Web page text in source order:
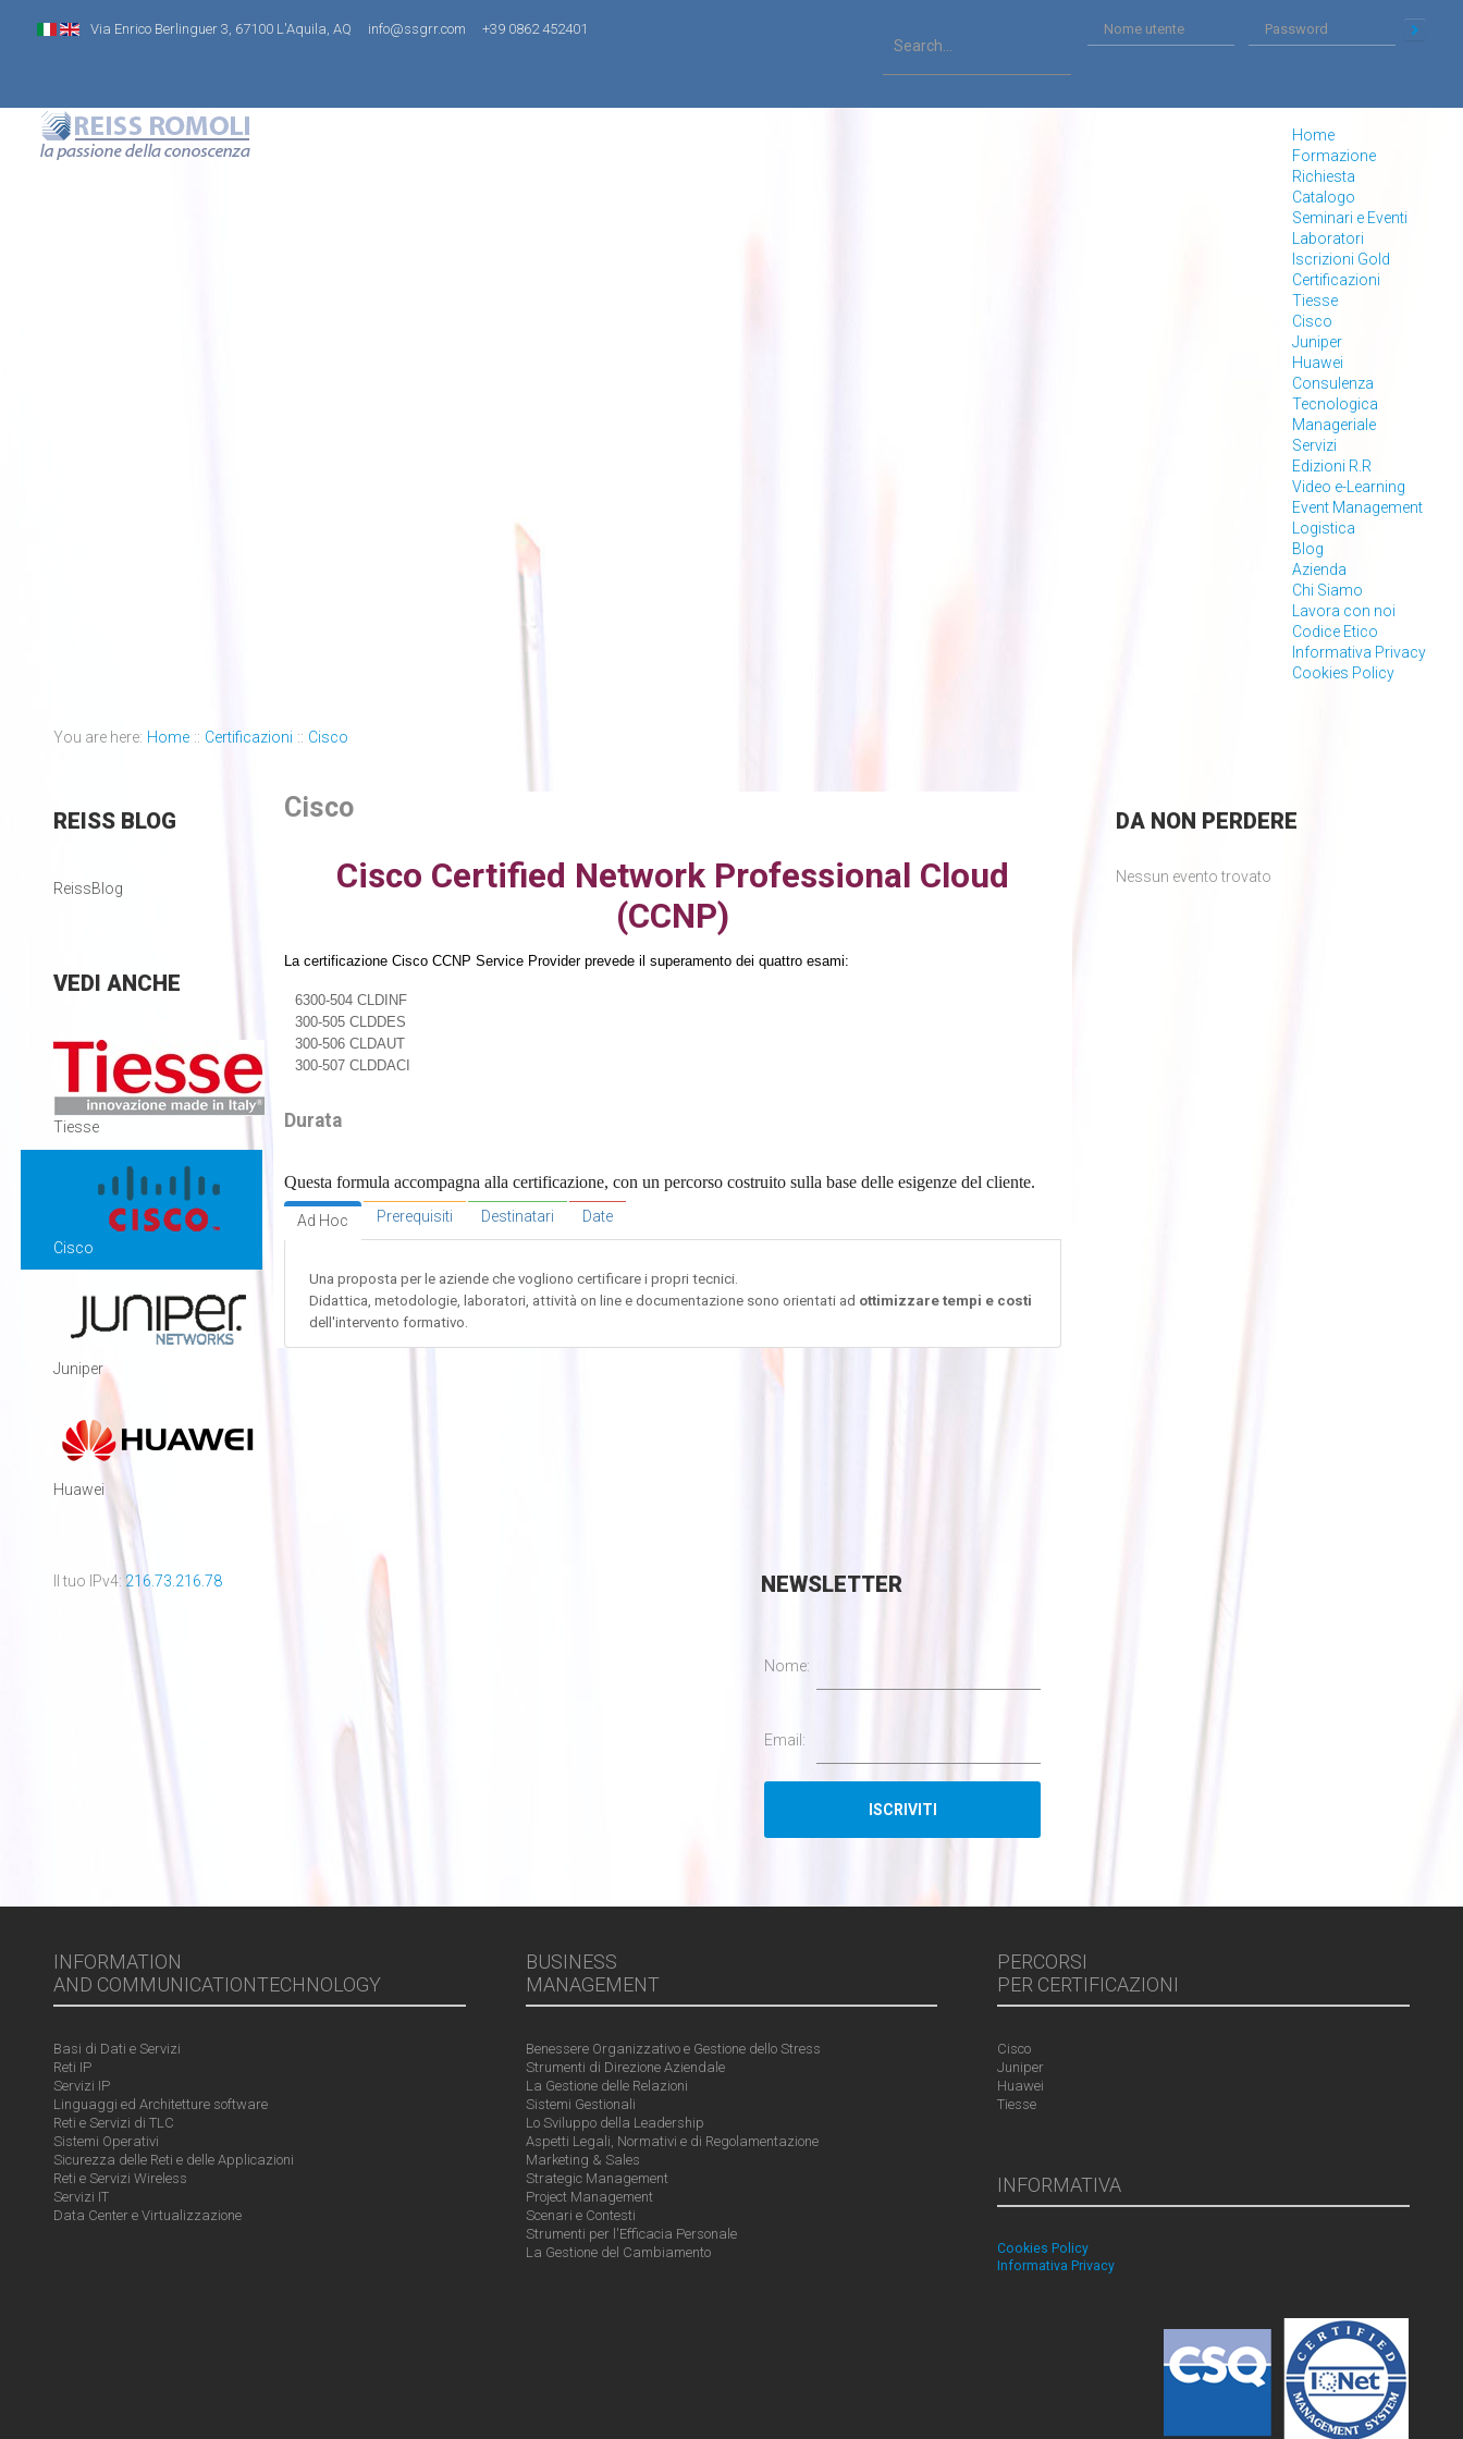
Via Enrico Berlinguer 3, 67100 L'Aquila, AQ info@ssgrr.com +39 0862 452401
Home
Formazione
Richiesta
Catalogo
Seminari e Eventi
Laboratori
Iscrizioni Gold
Certificazioni
Tiesse
Cisco
Juniper
Huawei
Consulenza
Tecnologica
Manageriale
Servizi
Edizioni R.R
Video e-Learning
Event Management
Logistica
Blog
Azienda
Chi Siamo
Lavora con noi
Codice Etico
Informativa Privacy
Cookies Policy
You are here: Home :: Certificazioni :: Cisco
Cisco
Cisco Certified Network Professional Cloud
(CCNP)
La certificazione Cisco CCNP Service Provider prevede il superamento dei quattro esami:
6300-504 CLDINF
300-505 CLDDES
300-506 CLDAUT
300-507 CLDDACI
Durata
Questa formula accompagna alla certificazione, con un percorso costruito sulla base delle esigenze del cliente.
Ad Hoc Prerequisiti Destinatari Date
Una proposta per le aziende che vogliono certificare i propri tecnici.
Didattica, metodologie, laboratori, attività on line e documentazione sono orientati ad ottimizzare tempi e costi
dell'intervento formativo.
REISSBLOG
ReissBlog
VEDI ANCHE
Tiesse
Cisco
Juniper
Huawei
DANON PERDERE
Nessun evento trovato
Il tuo IPv4: 216.73.216.78 NEWSLETTER
Nome:
Email:
INFORMATION
AND COMMUNICATIONTECHNOLOGY
Basi di Dati e Servizi
Reti IP
Servizi IP
Linguaggi ed Architetture software
Reti e Servizi di TLC
Sistemi Operativi
Sicurezza delle Reti e delle Applicazioni
Reti e Servizi Wireless
Servizi IT
Data Center e Virtualizzazione
BUSINESS
MANAGEMENT
Benessere Organizzativo e Gestione dello Stress
Strumenti di Direzione Aziendale
La Gestione delle Relazioni
Sistemi Gestionali
Lo Sviluppo della Leadership
Aspetti Legali, Normativi e di Regolamentazione
Marketing & Sales
Strategic Management
Project Management
Scenari e Contesti
Strumenti per l'Efficacia Personale
La Gestione del Cambiamento
PERCORSI
PER CERTIFICAZIONI
Cisco
Juniper
Huawei
Tiesse
INFORMATIVA
Cookies Policy
Informativa Privacy